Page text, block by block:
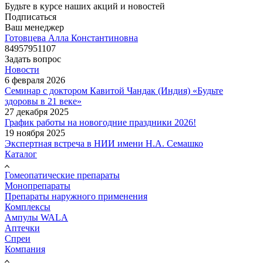
Будьте в курсе наших акций и новостей
Подписаться
Ваш менеджер
Готовцева Алла Константиновна
84957951107
Задать вопрос
Новости
6 февраля 2026
Семинар с доктором Кавитой Чандак (Индия) «Будьте
здоровы в 21 веке»
27 декабря 2025
График работы на новогодние праздники 2026!
19 ноября 2025
Экспертная встреча в НИИ имени Н.А. Семашко
Каталог
Гомеопатические препараты
Монопрепараты
Препараты наружного применения
Комплексы
Ампулы WALA
Аптечки
Спреи
Компания